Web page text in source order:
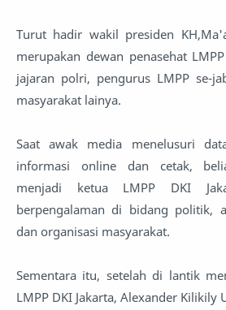
Turut hadir wakil presiden
merupakan dewan penasehat
jajaran polri, pengurus LMPP se-
masyarakat lainya.
Saat awak media menelusuri
informasi online dan cetak,
menjadi ketua LMPP DKI
berpengalaman di bidang politik,
dan organisasi masyarakat.
Sementara itu, setelah di lantik
LMPP DKI Jakarta, Alexander Kilikily